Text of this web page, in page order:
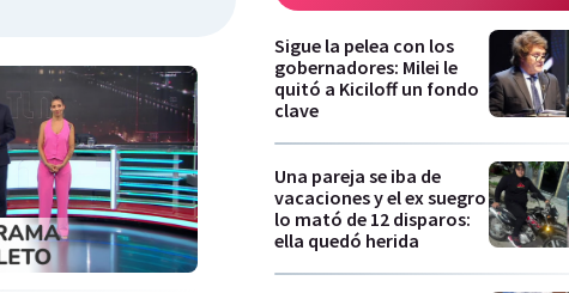
Sigue la pelea con los
gobernadores: Milei le
quitó a Kiciloff un fondo
clave
Una pareja se iba de
vacaciones y el ex suegro
lo mató de 12 disparos:
ella quedó herida